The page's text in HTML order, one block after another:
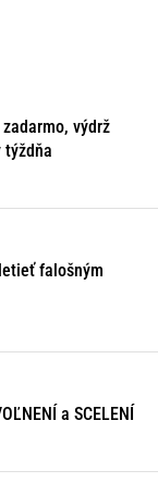
výdrž
týždňa
falošným
a SCELENÍ